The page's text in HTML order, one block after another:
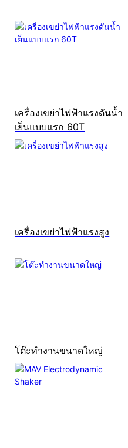
เครื่องเขย่าไฟฟ้าแรงดันน้ำ
เย็นแบบแรก 60T
เครื่องเขย่าไฟฟ้าแรงสูง
โต๊ะทำงานขนาดใหญ่